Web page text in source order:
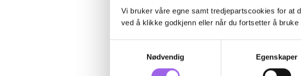
Vi bruker våre egne samt tredjepartscookies for at
ved å klikke godkjenn eller når du fortsetter å bruke
Nødvendig
Egenskaper